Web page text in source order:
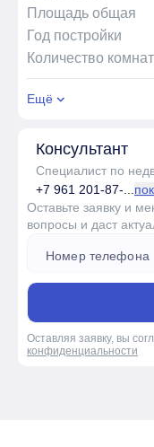
Площадь общая
Год постройки
Количество комнат
Ещё
Консультант
Специалист по
+7 961 201-87-...
Оставьте заявку и
вопросы и даст
Оставляя заявку, вы
конфиденциальности